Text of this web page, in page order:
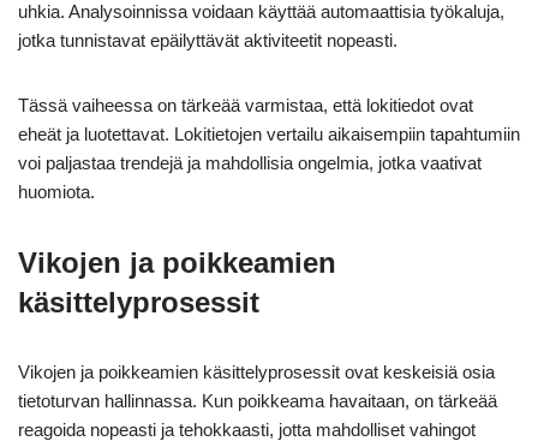
uhkia. Analysoinnissa voidaan käyttää automaattisia työkaluja,
jotka tunnistavat epäilyttävät aktiviteetit nopeasti.
Tässä vaiheessa on tärkeää varmistaa, että lokitiedot ovat
eheät ja luotettavat. Lokitietojen vertailu aikaisempiin tapahtumiin
voi paljastaa trendejä ja mahdollisia ongelmia, jotka vaativat
huomiota.
Vikojen ja poikkeamien
käsittelyprosessit
Vikojen ja poikkeamien käsittelyprosessit ovat keskeisiä osia
tietoturvan hallinnassa. Kun poikkeama havaitaan, on tärkeää
reagoida nopeasti ja tehokkaasti, jotta mahdolliset vahingot